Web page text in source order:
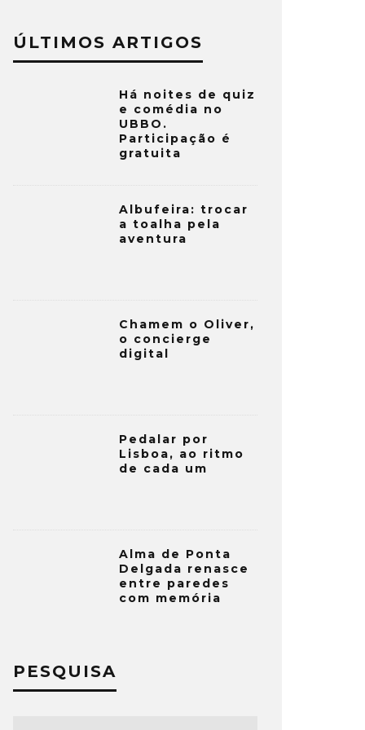
ÚLTIMOS ARTIGOS
Há noites de quiz
e comédia no
UBBO.
Participação é
gratuita
Albufeira: trocar
a toalha pela
aventura
Chamem o Oliver,
o concierge
digital
Pedalar por
Lisboa, ao ritmo
de cada um
Alma de Ponta
Delgada renasce
entre paredes
com memória
PESQUISA